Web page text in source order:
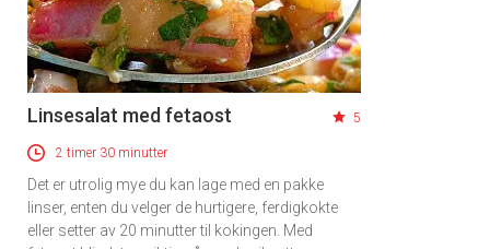
Linsesalat med fetaost 5
2 timer 30 minutter
Det er utrolig mye du kan lage med en pakke
linser, enten du velger de hurtigere, ferdigkokte
eller setter av 20 minutter til kokingen. Med